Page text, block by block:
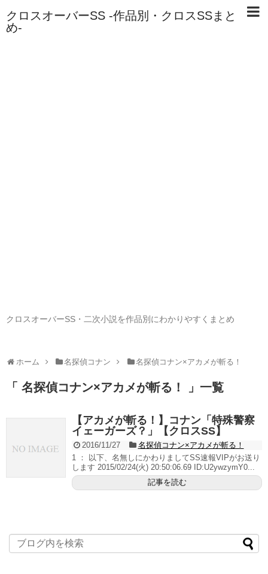
クロスオーバーSS -作品別・クロスSSまと
め-
クロスオーバーSS・二次小説を作品別にわかりやすくまとめ
ホーム 名探偵コナン 名探偵コナン×アカメが斬る！
「 名探偵コナン×アカメが斬る！ 」一覧
【アカメが斬る！】コナン「特殊警察
イェーガーズ？」【クロスSS】
2016/11/27
名探偵コナン×アカメが斬る！
1 ： 以下、名無しにかわりましてSS速報VIPがお送り
します 2015/02/24(火) 20:50:06.69 ID:U2ywzymY0...
記事を読む